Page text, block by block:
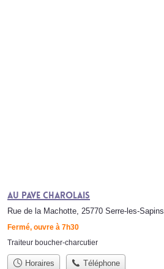
Au Pave Charolais
Rue de la Machotte, 25770 Serre-les-Sapins
Fermé, ouvre à 7h30
Traiteur boucher-charcutier
Horaires Téléphone